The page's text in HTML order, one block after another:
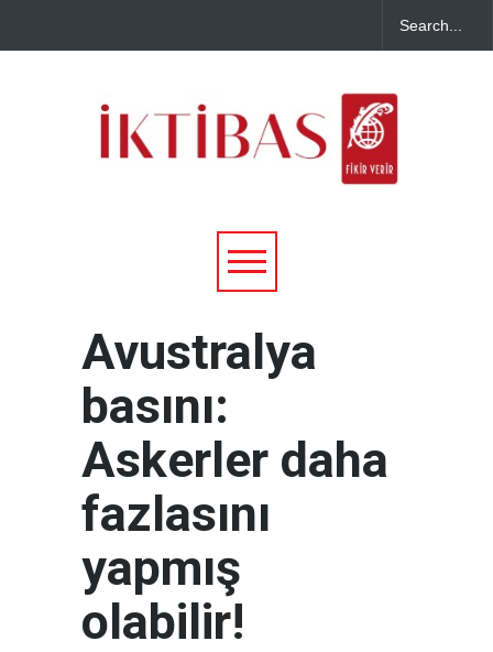
Avustralya
basını:
Askerler daha
fazlasını
yapmış
olabilir!